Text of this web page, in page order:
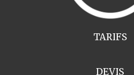
TARIFS
DEVIS